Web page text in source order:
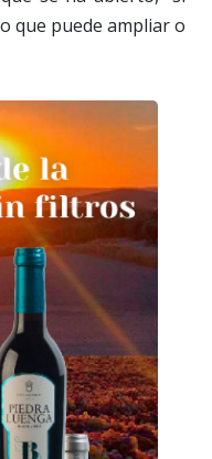
que puede ampliar o